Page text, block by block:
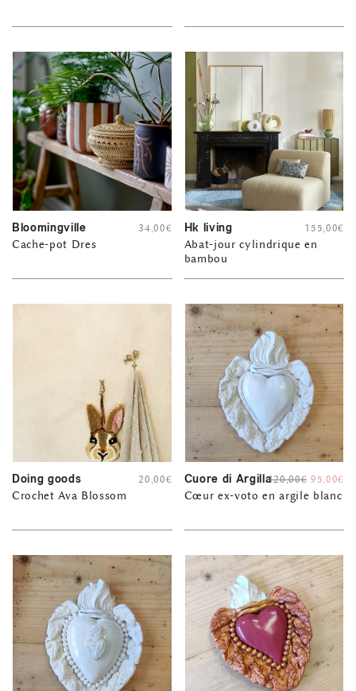
Bloomingville
Cache-pot Dres
34,00€ Hk living
Abat-jour cylindrique en
bambou
155,00€
Doing goods
Crochet Ava Blossom
20,00€ Cuore di Argilla
Cœur ex-voto en argile blanc
120,00€ 95,00€